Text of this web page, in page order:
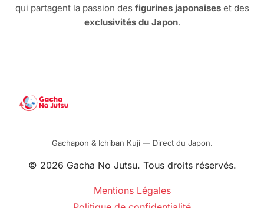
qui partagent la passion des figurines japonaiseset des
exclusivités du Japon.
Gachapon & Ichiban Kuji — Direct du Japon.
© 2026 Gacha No Jutsu. Tous droits réservés.
Mentions Légales